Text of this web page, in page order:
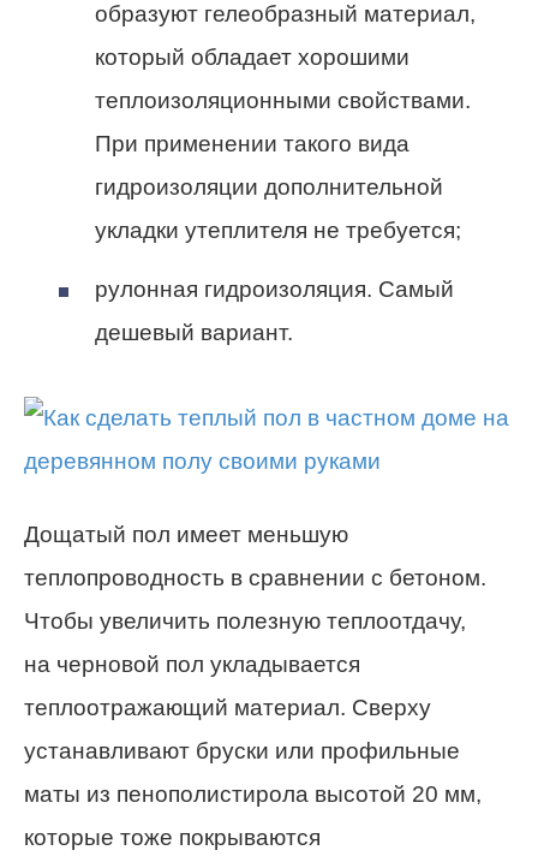
образуют гелеобразный материал,
который обладает хорошими
теплоизоляционными свойствами.
При применении такого вида
гидроизоляции дополнительной
укладки утеплителя не требуется;
рулонная гидроизоляция. Самый
дешевый вариант.
Дощатый пол имеет меньшую
теплопроводность в сравнении с бетоном.
Чтобы увеличить полезную теплоотдачу,
на черновой пол укладывается
теплоотражающий материал. Сверху
устанавливают бруски или профильные
маты из пенополистирола высотой 20 мм,
которые тоже покрываются